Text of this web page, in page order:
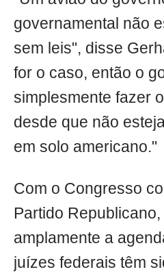
governamental não
sem leis", disse
for o caso, então o
simplesmente fazer
desde que não
em solo americano."
Com o Congresso
Partido
amplamente a
juízes federais têm